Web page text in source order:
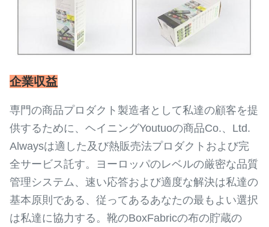
企業収益
専門の商品プロダクト製造者として私達の顧客を提
供するために、ヘイニングYoutuoの商品Co.、Ltd.
Alwaysは適した及び熱販売法プロダクトおよび完
全サービス託す。ヨーロッパのレベルの厳密な品質
管理システム、速い応答および適度な解決は私達の
基本原則である、従ってあるあなたの最もよい選択
は私達に協力する。靴のBoxFabricの布の貯蔵の